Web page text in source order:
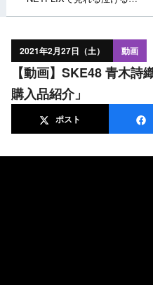
2021年2月27日（土） 動画
【動画】SKE48 青木詩織×荒井優希「GRL1万円分
購入品紹介」
ポスト